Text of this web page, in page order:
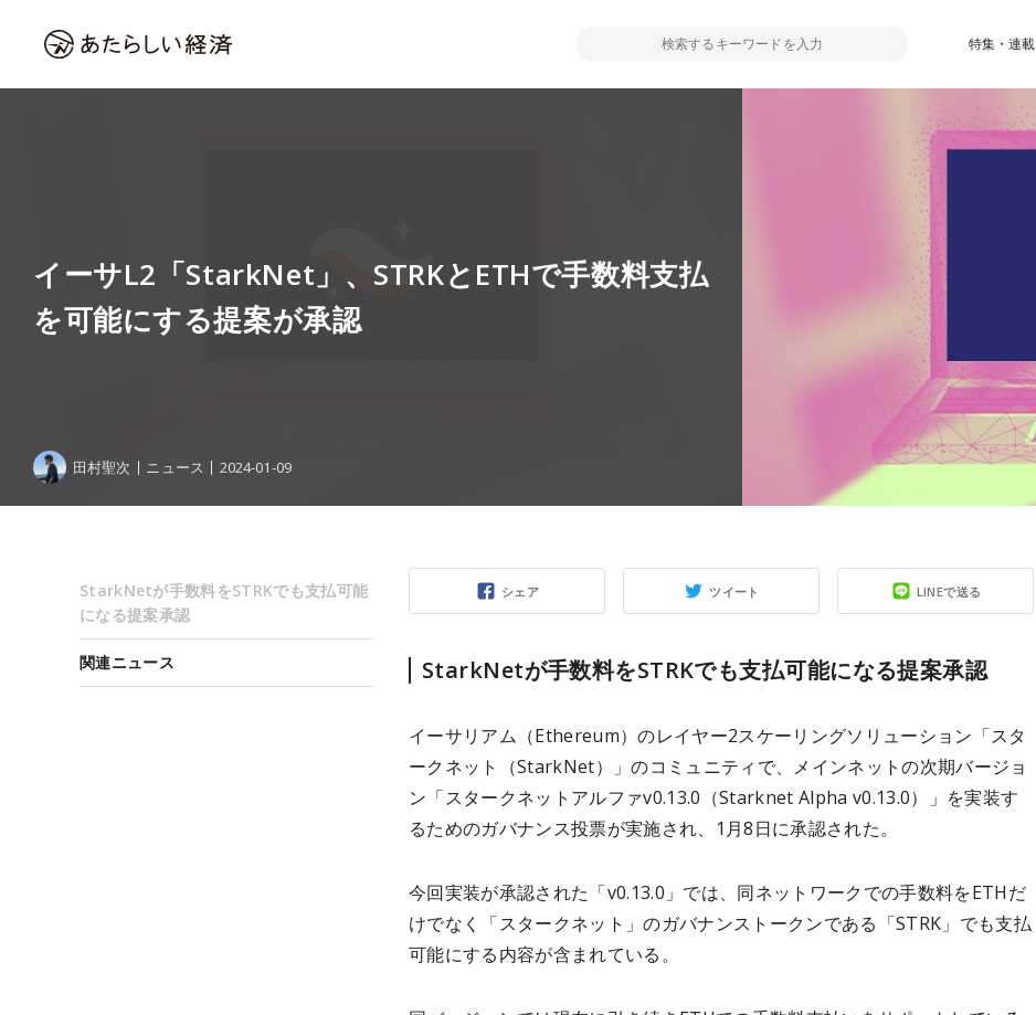
特集・連載
イーサL2「StarkNet」、STRKとETHで手数料支払
を可能にする提案が承認
田村聖次 ニュース 2024-01-09
シェア ツイート LINEで送る
StarkNetが手数料をSTRKでも支払可能になる提案承認
イーサリアム（Ethereum）のレイヤー2スケーリングソリューション「スタ
ークネット（StarkNet）」のコミュニティで、メインネットの次期バージョ
ン「スタークネットアルファv0.13.0（Starknet Alpha v0.13.0）」を実装す
るためのガバナンス投票が実施され、1月8日に承認された。
今回実装が承認された「v0.13.0」では、同ネットワークでの手数料をETHだ
けでなく「スタークネット」のガバナンストークンである「STRK」でも支払
可能にする内容が含まれている。
StarkNetが手数料をSTRKでも支払可能
になる提案承認
関連ニュース